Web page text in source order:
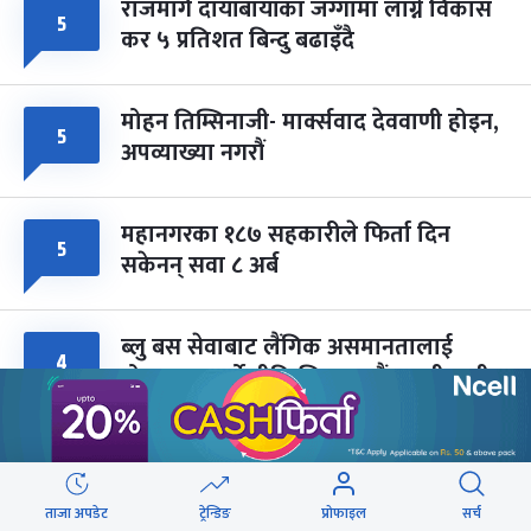
५ राजमार्ग दायाँबायाँका जग्गामा लाग्ने विकास
कर ५ प्रतिशत बिन्दु बढाइँदै
५ मोहन तिम्सिनाजी- मार्क्सवाद देववाणी होइन,
अपव्याख्या नगरौं
५ महानगरका १८७ सहकारीले फिर्ता दिन
सकेनन् सवा ८ अर्ब
४ ब्लु बस सेवाबाट लैंगिक असमानतालाई
प्रोत्साहन नगर्ने नीति लिएका हौं : मन्त्री बादी
ताजा अपडेट ट्रेन्डिङ प्रोफाइल सर्च